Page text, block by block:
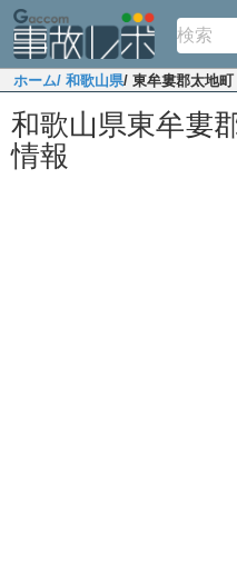
ホーム/ 和歌山県/ 東牟婁郡太地町
和歌山県東牟婁
情報